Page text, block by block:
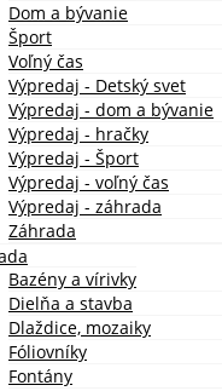
Dom a bývanie
Šport
Voľný čas
Výpredaj - Detský svet
Výpredaj - dom a bývanie
Výpredaj - hračky
Výpredaj - Šport
Výpredaj - voľný čas
Výpredaj - záhrada
Záhrada
Bazény a vírivky
Dielňa a stavba
Dlaždice, mozaiky
Fóliovníky
Fontány